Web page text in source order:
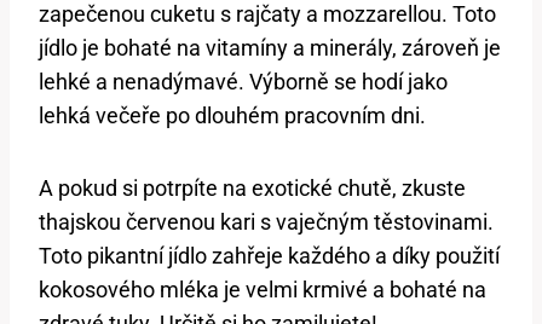
zapečenou cuketu s rajčaty a mozzarellou. Toto
jídlo je bohaté na vitamíny a minerály, zároveň je
lehké a nenadýmavé. Výborně se hodí jako
lehká večeře po dlouhém pracovním dni.
A pokud si potrpíte na exotické chutě, zkuste
thajskou červenou kari s vaječným těstovinami.
Toto pikantní jídlo zahřeje každého a díky použití
kokosového mléka je velmi krmivé a bohaté na